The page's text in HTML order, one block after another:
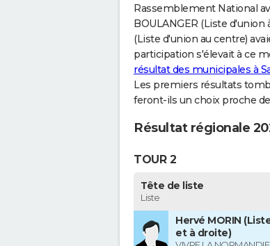
Rassemblement National
BOULANGER (Liste d'union
(Liste d'union au centre)
participation s'élevait à ce
résultat des municipales à
Les premiers résultats
feront-ils un choix proche
Résultat régionale
TOUR 2
Tête de liste
Liste
Hervé MORIN
et à droite)